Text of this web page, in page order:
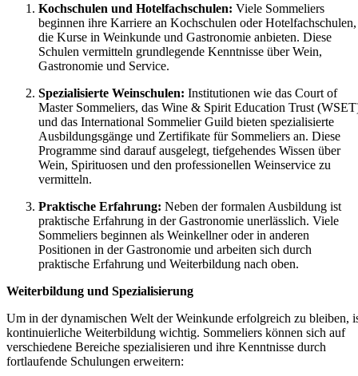
Kochschulen und Hotelfachschulen: Viele Sommeliers
beginnen ihre Karriere an Kochschulen oder Hotelfachschulen,
die Kurse in Weinkunde und Gastronomie anbieten. Diese
Schulen vermitteln grundlegende Kenntnisse über Wein,
Gastronomie und Service.
Spezialisierte Weinschulen: Institutionen wie das Court of
Master Sommeliers, das Wine & Spirit Education Trust
und das International Sommelier Guild bieten spezialisierte
Ausbildungsgänge und Zertifikate für Sommeliers an. Diese
Programme sind darauf ausgelegt, tiefgehendes Wissen über
Wein, Spirituosen und den professionellen Weinservice zu
vermitteln.
Praktische Erfahrung: Neben der formalen Ausbildung ist
praktische Erfahrung in der Gastronomie unerlässlich. Viele
Sommeliers beginnen als Weinkellner oder in anderen
Positionen in der Gastronomie und arbeiten sich durch
praktische Erfahrung und Weiterbildung nach oben.
Weiterbildung und Spezialisierung
Um in der dynamischen Welt der Weinkunde erfolgreich zu bleiben,
kontinuierliche Weiterbildung wichtig. Sommeliers können sich auf
verschiedene Bereiche spezialisieren und ihre Kenntnisse durch
fortlaufende Schulungen erweitern: